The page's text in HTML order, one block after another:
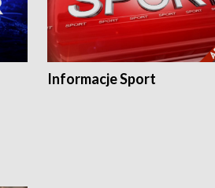
Informacje Sport